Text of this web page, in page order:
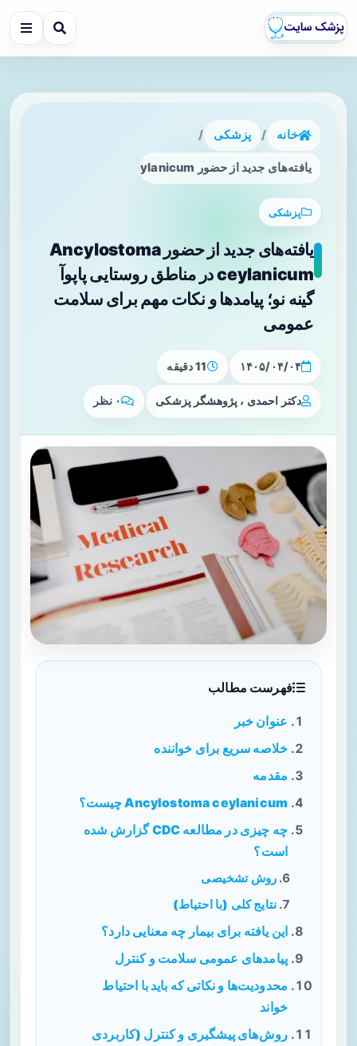
خانه / پزشکی /
یافته‌های جدید از حضور Ancylostoma ceylanicum در مناطق روستایی پاپوآ گینه نو؛ پیامدها و نکات مهم برای سلامت عمومی
پزشکی
یافته‌های جدید از حضور Ancylostoma
ceylanicum در مناطق روستایی پاپوآ
گینه نو؛ پیامدها و نکات مهم برای سلامت
عمومی
۱۴۰۵/۰۴/۰۴ 11 دقیقه
دکتر احمدی ، پژوهشگر پزشکی ۰ نظر
فهرست مطالب
عنوان خبر
خلاصه سریع برای خواننده
مقدمه
Ancylostoma ceylanicum چیست؟
چه چیزی در مطالعه CDC گزارش شده
است؟
روش تشخیصی
نتایج کلی (با احتیاط)
این یافته برای بیمار چه معنایی دارد؟
پیامدهای عمومی سلامت و کنترل
محدودیت‌ها و نکاتی که باید با احتیاط
خواند
روش‌های پیشگیری و کنترل (کاربردی